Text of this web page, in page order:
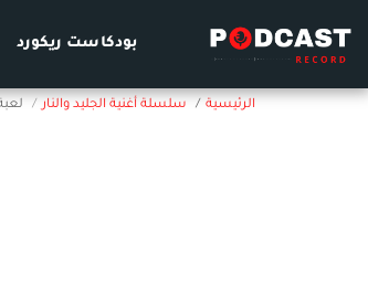
بودكاست ريكورد
الرئيسية سلسلة أغنية الجليد والنار